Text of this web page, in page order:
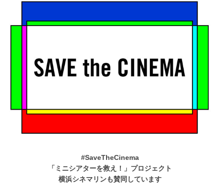
#SaveTheCinema
「ミニシアターを救え！」プロジェクト
横浜シネマリンも賛同しています